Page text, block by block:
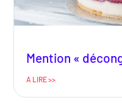
Mention «
A LIRE >>